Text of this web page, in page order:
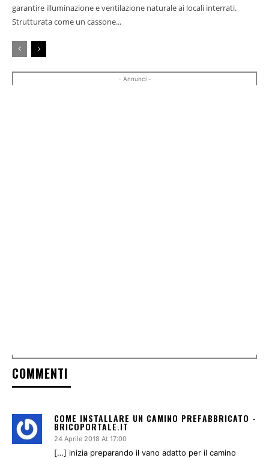
garantire illuminazione e ventilazione naturale ai locali interrati.
Strutturata come un cassone...
- Annunci -
COMMENTI
COME INSTALLARE UN CAMINO PREFABBRICATO -
BRICOPORTALE.IT
24 Aprile 2018 At 17:00
[…] inizia preparando il vano adatto per il camino